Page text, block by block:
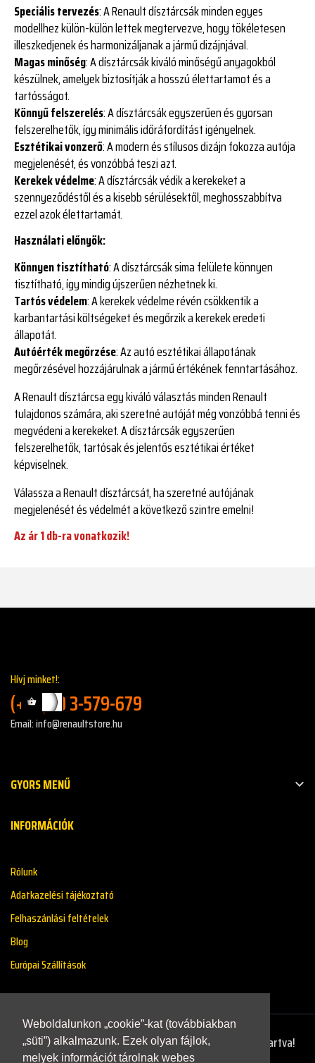
Weboldalunkon „cookie”-kat (továbbiakban
„süti”) alkalmazunk. Ezek olyan fájlok,
melyek információt tárolnak webes
Speciális tervezés: A Renault dísztárcsák minden egyes
modellhez külön-külön lettek megtervezve, hogy tökéletesen
illeszkedjenek és harmonizáljanak a jármű dizájnjával.
Magas minőség: A dísztárcsák kiváló minőségű anyagokból
készülnek, amelyek biztosítják a hosszú élettartamot és a
tartósságot.
Könnyű felszerelés: A dísztárcsák egyszerűen és gyorsan
felszerelhetők, így minimális időráfordítást igényelnek.
Esztétikai vonzerő: A modern és stílusos dizájn fokozza autója
megjelenését, és vonzóbbá teszi azt.
Kerekek védelme: A dísztárcsák védik a kerekeket a
szennyeződéstől és a kisebb sérülésektől, meghosszabbítva
ezzel azok élettartamát.
Használati előnyök:
Könnyen tisztítható: A dísztárcsák sima felülete könnyen
tisztítható, így mindig újszerűen nézhetnek ki.
Tartós védelem: A kerekek védelme révén csökkentik a
karbantartási költségeket és megőrzik a kerekek eredeti
állapotát.
Autóérték megőrzése: Az autó esztétikai állapotának
megőrzésével hozzájárulnak a jármű értékének fenntartásához.
A Renault dísztárcsa egy kiváló választás minden Renault
tulajdonos számára, aki szeretné autóját még vonzóbbá tenni és
megvédeni a kerekeket. A dísztárcsák egyszerűen
felszerelhetők, tartósak és jelentős esztétikai értéket
képviselnek.
Válassza a Renault dísztárcsát, ha szeretné autójának
megjelenését és védelmét a következő szintre emelni!
Az ár 1 db-ra vonatkozik!
Hívj minket!:
(+36)30 3-579-679
Email: info@renaultstore.hu
GYORS MENŰ 
INFORMÁCIÓK
Rólunk
Adatkazelési tájékoztató
Felhaszánlási feltételek
Blog
Európai Szállítások
Copyright © 2021 - Renaultstore.hu - Minden Jog Fenntartva!